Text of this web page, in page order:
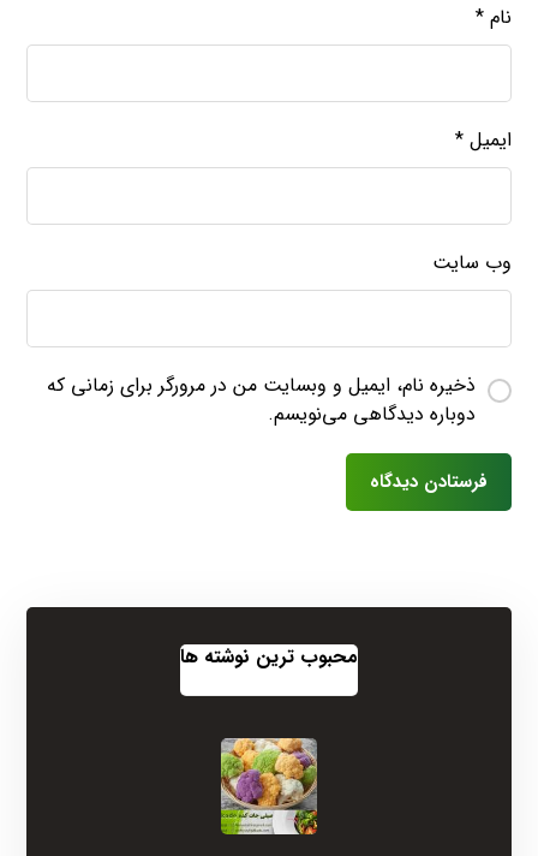
نام*
ایمیل*
وب‌ سایت
ذخیره نام، ایمیل و وبسایت من در مرورگر برای زمانی که
دوباره دیدگاهی می‌نویسم.
فرستادن دیدگاه
محبوب ترین نوشته ها